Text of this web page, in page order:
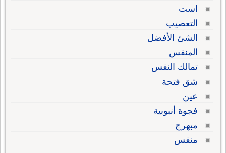
است
التعصيب
الشئ الأفضل
المنفس
تمالك النفس
شق فتحة
عين
فجوة أنبوبية
مبهرج
منفس